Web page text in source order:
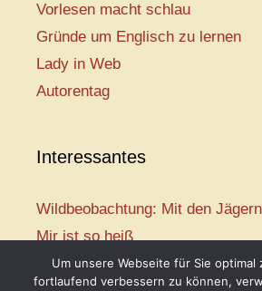
Vorlesen macht schlau
Gründe um Englisch zu lernen
Lady in Web
Autorentag
Interessantes
Wildbeobachtung: Mit den
Mir ist so heiß
Mission: Rettungsschwimmer
Um unsere Webseite für Sie optimal
fortlaufend verbessern zu können,